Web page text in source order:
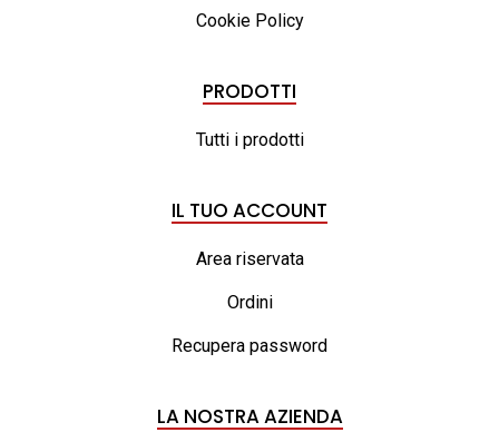
Cookie Policy
PRODOTTI
Tutti i prodotti
IL TUO ACCOUNT
Area riservata
Ordini
Recupera password
LA NOSTRA AZIENDA